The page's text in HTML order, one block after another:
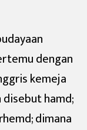
dengan
kemeja
hamd;
dimana